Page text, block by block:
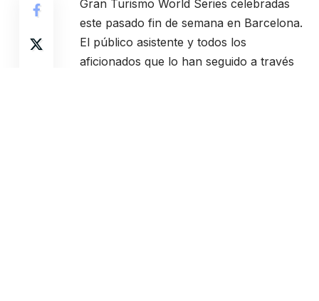
Gran Turismo World Series celebradas
este pasado fin de semana en Barcelona.
El público asistente y todos los
aficionados que lo han seguido a través